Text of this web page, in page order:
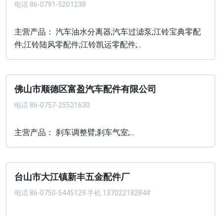
电话 86-0791-5201238
主营产品： 汽车油水分离器;汽车过滤泵;江铃宝典零配
件;江铃陆风零配件;江铃凯运零配件;...
佛山市顺德区富盈汽车配件有限公司
电话 86-0757-25521630
主营产品： 刹车调整臂;刹车气室;...
台山市大江镇新丰五金配件厂
电话 86-0750-5445129 手机 13702218284#